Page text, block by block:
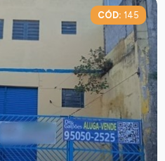
CÓD: 145